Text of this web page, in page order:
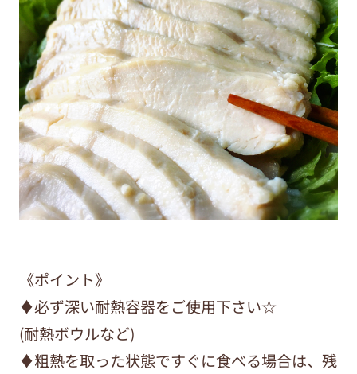
《ポイント》
♦︎必ず深い耐熱容器をご使用下さい☆
(耐熱ボウルなど)
♦︎粗熱を取った状態ですぐに食べる場合は、残